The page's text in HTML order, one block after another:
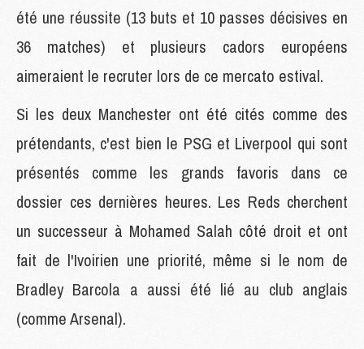
été une réussite (13 buts et 10 passes décisives en
36 matches) et plusieurs cadors européens
aimeraient le recruter lors de ce mercato estival.
Si les deux Manchester ont été cités comme des
prétendants, c'est bien le PSG et Liverpool qui sont
présentés comme les grands favoris dans ce
dossier ces dernières heures. Les Reds cherchent
un successeur à Mohamed Salah côté droit et ont
fait de l'Ivoirien une priorité, même si le nom de
Bradley Barcola a aussi été lié au club anglais
(comme Arsenal).